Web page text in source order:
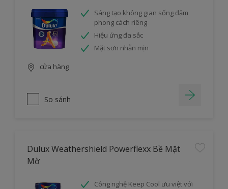
Sáng tạo không gian sống đậm
phong cách riêng
Hiệu ứng đa sắc
Mặt sơn nhẵn mịn
cửa hàng
So sánh
Dulux Weathershield Powerflexx Bề Mặt
Mờ
Công nghệ Keep Cool ưu việt với